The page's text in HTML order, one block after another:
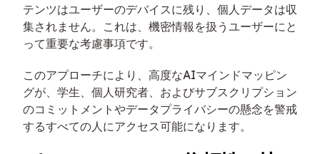
テンツはユーザーのデバイスに残り、個人データは収
集されません。これは、機密情報を扱うユーザーにと
って重要な考慮事項です。
このアプローチにより、高度なAIマインドマッピン
グが、学生、個人研究者、およびサブスクリプション
のコミットメントやデータプライバシーの懸念を警戒
するすべての人にアクセス可能になります。